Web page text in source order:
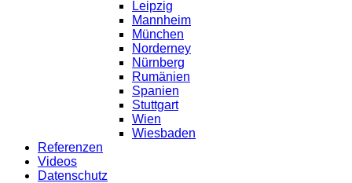
Leipzig
Mannheim
München
Norderney
Nürnberg
Rumänien
Spanien
Stuttgart
Wien
Wiesbaden
Referenzen
Videos
Datenschutz